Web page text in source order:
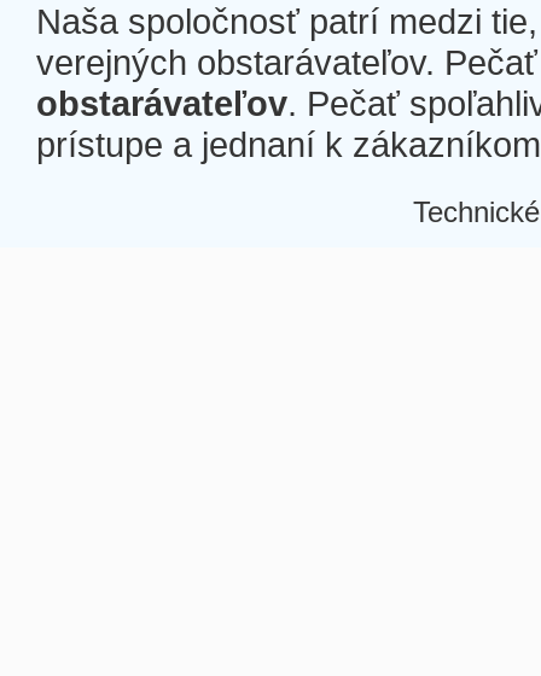
Naša spoločnosť patrí medzi
verejných obstarávateľov.
obstarávateľov. Pečať
prístupe a jednaní k